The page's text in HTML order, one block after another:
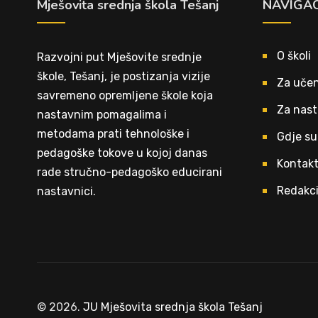
Mješovita srednja škola Tešanj
Razvojni put Mješovite srednje
škole, Tešanj, je postizanja vizije
savremeno opremljene škole koja
nastavnim pomagalima i
metodama prati tehnološke i
pedagoške tokove u kojoj danas
rade stručno-pedagoško educirani
nastavnici.
O školi
Za
Za
Gdje
Kontakt
© 2026. JU Mješovita srednja škola Tešanj